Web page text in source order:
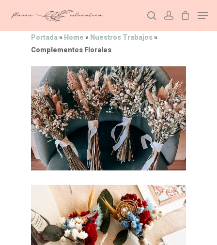
Portada» Home » Nuestros Trabajos»
Complementos Florales